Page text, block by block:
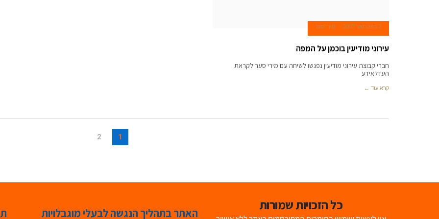
2 בפברואר 2007 מירי סער
עירוני מודיעין בוכמן על המפה
חברי קבוצת עירוני מודיעין נפגשו לשיחה עם מירי סער לקראת
העדלאידע
קרא עוד ←
1
2
כל הזכויות שמורות
האתר בתהליך הנגשה לבעלי מוגבלויות